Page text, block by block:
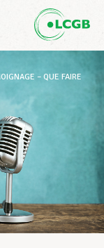
– QUE FAIRE